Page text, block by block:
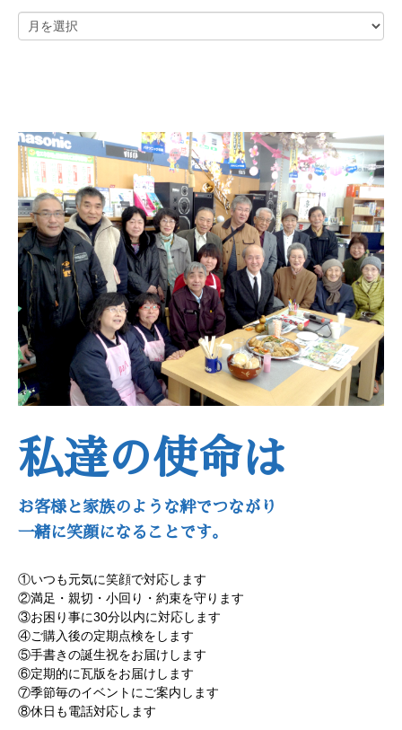
私達の使命は
お客様と家族のような絆でつながり
一緒に笑顔になることです。
①いつも元気に笑顔で対応します
②満足・親切・小回り・約束を守ります
③お困り事に30分以内に対応します
④ご購入後の定期点検をします
⑤手書きの誕生祝をお届けします
⑥定期的に瓦版をお届けします
⑦季節毎のイベントにご案内します
⑧休日も電話対応します